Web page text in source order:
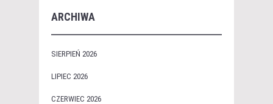
ARCHIWA
SIERPIEŃ 2026
LIPIEC 2026
CZERWIEC 2026